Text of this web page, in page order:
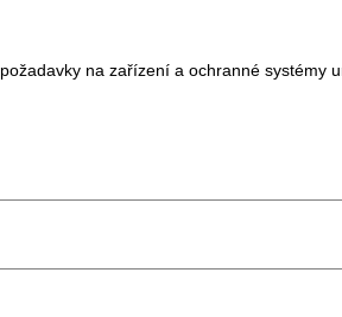
na zařízení a ochranné systémy